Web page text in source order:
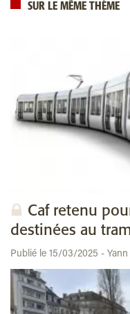
SUR LE MÊME THÈME
Caf retenu
destinées au
Publié le 15/03/2025 -